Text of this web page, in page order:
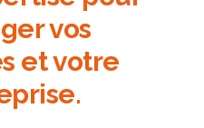
vos
et votre